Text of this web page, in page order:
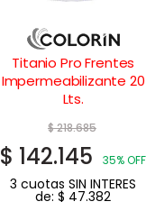
Impercril Membrana
Líquida 5 Kgs. – Rojo
cerámico
$47.175
$ 30.664 35% OFF
3 cuotas SIN INTERES
de:$10.221